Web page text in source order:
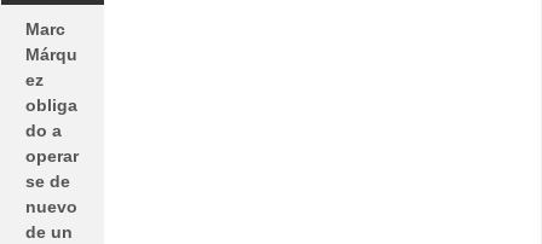
Marc
Márqu
ez
obliga
do a
operar
se de
nuevo
de un